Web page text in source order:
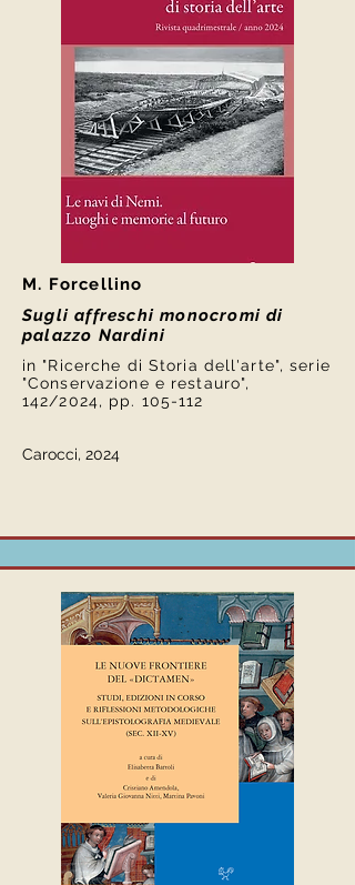
M. Forcellino
Sugli affreschi monocromi di
palazzo Nardini
in "Ricerche di Storia dell'arte", serie
"Conservazione e restauro",
142/2024, pp. 105-112
Carocci, 2024